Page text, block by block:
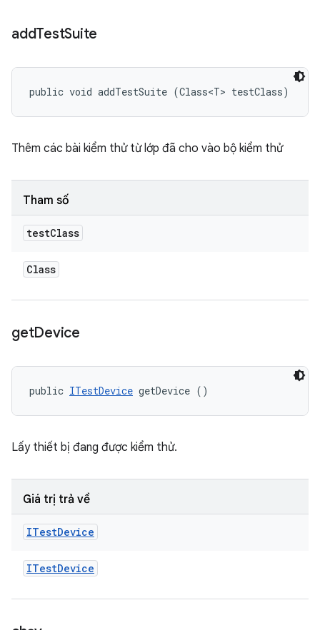
addTestSuite
public void addTestSuite (Class<T> testClass)
Thêm các bài kiểm thử từ lớp đã cho vào bộ kiểm thử
Tham số
testClass
Class
getDevice
public ITestDevice getDevice ()
Lấy thiết bị đang được kiểm thử.
Giá trị trả về
ITestDevice
ITestDevice